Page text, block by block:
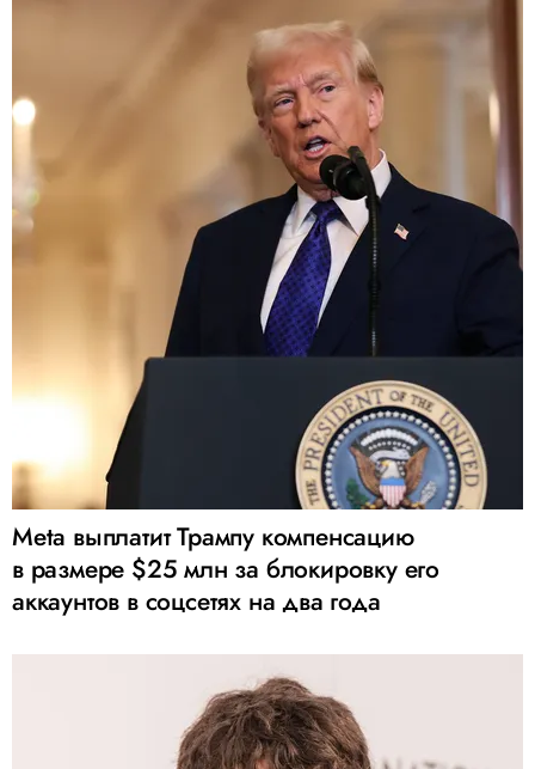
Meta выплатит Трампу компенсацию
в размере $25 млн за блокировку его
аккаунтов в соцсетях на два года